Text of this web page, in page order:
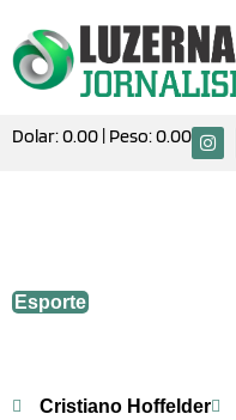
Dolar:0.00 | Peso:0.00
Esporte
Cristiano Hoffelder